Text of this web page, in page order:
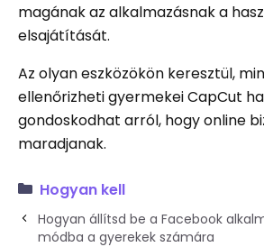
magának az alkalmazásnak a
elsajátítását.
Az olyan eszközökön keresztül,
ellenőrizheti gyermekei CapCut
gondoskodhat arról, hogy online
maradjanak.
Hogyan kell
Hogyan állítsd be a Facebook
módba a gyerekek számára